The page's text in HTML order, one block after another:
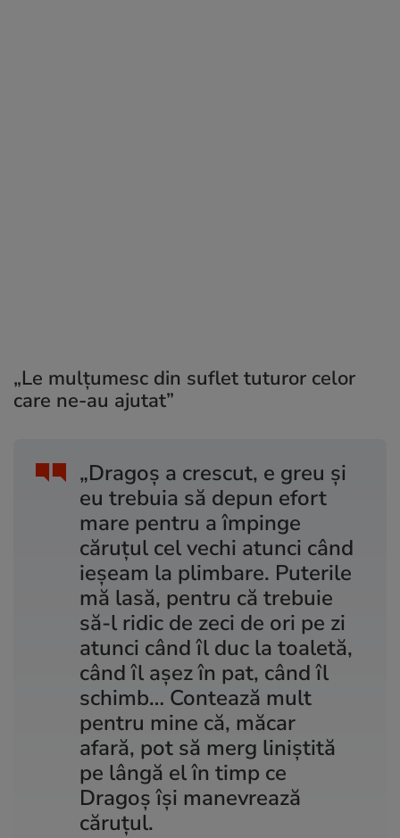
„Le mulțumesc din suflet tuturor celor
care ne-au ajutat”
„Dragoș a crescut, e greu și
eu trebuia să depun efort
mare pentru a împinge
căruțul cel vechi atunci când
ieșeam la plimbare. Puterile
mă lasă, pentru că trebuie
să-l ridic de zeci de ori pe zi
atunci când îl duc la toaletă,
când îl așez în pat, când îl
schimb… Contează mult
pentru mine că, măcar
afară, pot să merg liniștită
pe lângă el în timp ce
Dragoș își manevrează
căruțul.